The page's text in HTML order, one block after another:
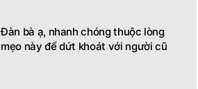
Đàn bà ạ, nhanh chóng thuộc lòng
mẹo này để dứt khoát với người cũ